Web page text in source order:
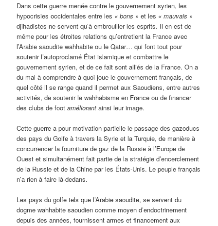
Dans cette guerre menée contre le gouvernement syrien, les
hypocrisies occidentales entre les « bons » et les « mauvais »
djihadistes ne servent qu’à embrouiller les esprits. Il en est de
même pour les étroites relations qu’entretient la France avec
l’Arabie saoudite wahhabite ou le Qatar… qui font tout pour
soutenir l’autoproclamé État islamique et combattre le
gouvernement syrien, et de ce fait sont alliés de la France. On a
du mal à comprendre à quoi joue le gouvernement français, de
quel côté il se range quand il permet aux Saoudiens, entre autres
activités, de soutenir le wahhabisme en France ou de financer
des clubs de footaméliorant ainsi leur image.
Cette guerre a pour motivation partielle le passage des gazoducs
des pays du Golfe à travers la Syrie et la Turquie, de manière à
concurrencer la fourniture de gaz de la Russie à l’Europe de
Ouest et simultanément fait partie de la stratégie d’encerclement
de la Russie et de la Chine par les États-Unis. Le peuple français
n’a rien à faire là-dedans.
Les pays du golfe tels que l’Arabie saoudite, se servent du
dogme wahhabite saoudien comme moyen d’endoctrinement
depuis des années, fournissent armes et financement aux